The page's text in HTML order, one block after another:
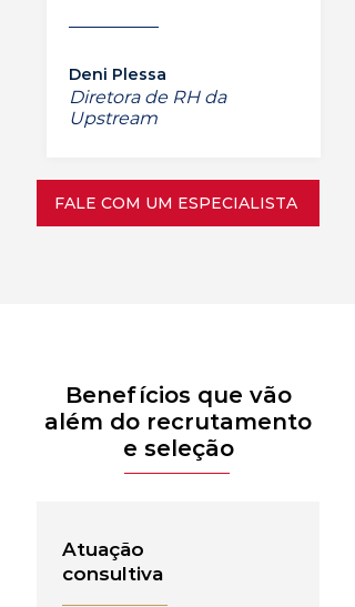
Deni Plessa
Diretora de RH da
Upstream
FALE COM UM ESPECIALISTA
Benefícios que vão
além do recrutamento
e seleção
Atuação
consultiva